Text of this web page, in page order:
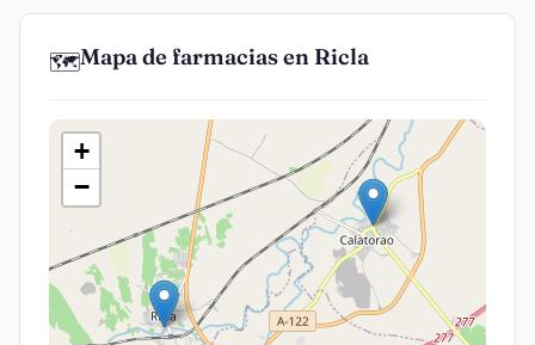
🗺️Mapa de farmacias en Ricla
+
−